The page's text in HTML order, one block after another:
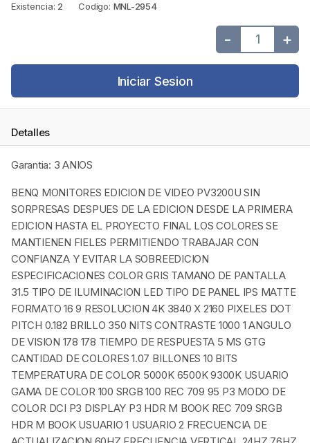
Existencia: 2 Codigo: MNL-2954
- +
Iniciar Sesion
Detalles
Garantia: 3 ANIOS
BENQ MONITORES EDICION DE VIDEO PV3200U SIN
SORPRESAS DESPUES DE LA EDICION DESDE LA PRIMERA
EDICION HASTA EL PROYECTO FINAL LOS COLORES SE
MANTIENEN FIELES PERMITIENDO TRABAJAR CON
CONFIANZA Y EVITAR LA SOBREEDICION
ESPECIFICACIONES COLOR GRIS TAMANO DE PANTALLA
31.5 TIPO DE ILUMINACION LED TIPO DE PANEL IPS MATTE
FORMATO 16 9 RESOLUCION 4K 3840 X 2160 PIXELES DOT
PITCH 0.182 BRILLO 350 NITS CONTRASTE 1000 1 ANGULO
DE VISION 178 178 TIEMPO DE RESPUESTA 5 MS GTG
CANTIDAD DE COLORES 1.07 BILLONES 10 BITS
TEMPERATURA DE COLOR 5000K 6500K 9300K USUARIO
GAMA DE COLOR 100 SRGB 100 REC 709 95 P3 MODO DE
COLOR DCI P3 DISPLAY P3 HDR M BOOK REC 709 SRGB
HDR M BOOK USUARIO 1 USUARIO 2 FRECUENCIA DE